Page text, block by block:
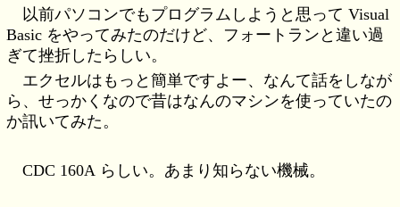
以前パソコンでもプログラムしようと思って Visual
Basic をやってみたのだけど、フォートランと違い過
ぎて挫折したらしい。
エクセルはもっと簡単ですよー、なんて話をしなが
ら、せっかくなので昔はなんのマシンを使っていたの
か訊いてみた。
CDC 160A らしい。あまり知らない機械。